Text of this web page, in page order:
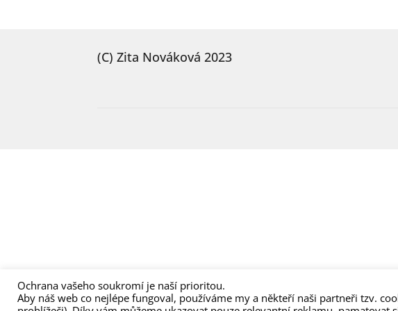
(C) Zita Nováková 2023
Ochrana vašeho soukromí je naší prioritou.
Aby náš web co nejlépe fungoval, používáme my a někteří naši partneři tzv.